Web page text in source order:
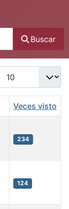
Buscar
Cantidad
Veces visto
234
124